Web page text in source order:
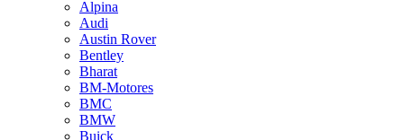
Alpina
Audi
Austin Rover
Bentley
Bharat
BM-Motores
BMC
BMW
Buick